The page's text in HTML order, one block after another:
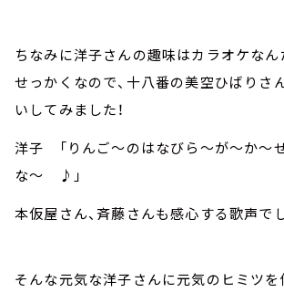
ちなみに洋子さんの趣味はカラオケなん
せっかくなので、十八番の美空ひばりさ
いしてみました！
洋子 「りんご～のはなびら～が～か～
な～ ♪」
本仮屋さん、斉藤さんも感心する歌声でし
そんな元気な洋子さんに元気のヒミツ